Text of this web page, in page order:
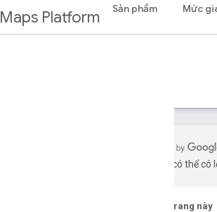
Maps Platform Sản phẩm Mức
bằng AI có thể có
Trên trang này